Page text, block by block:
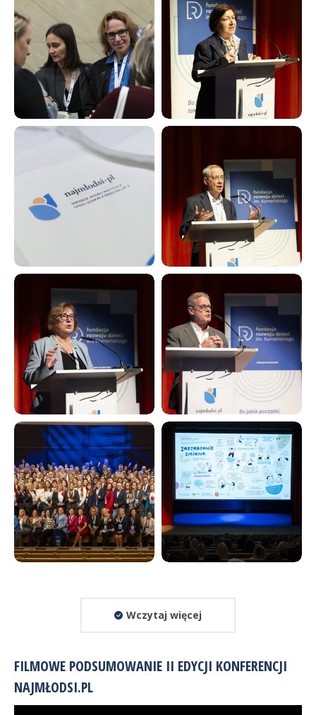
Wczytaj więcej
FILMOWE PODSUMOWANIE II EDYCJI KONFERENCJI
NAJMŁODSI.PL